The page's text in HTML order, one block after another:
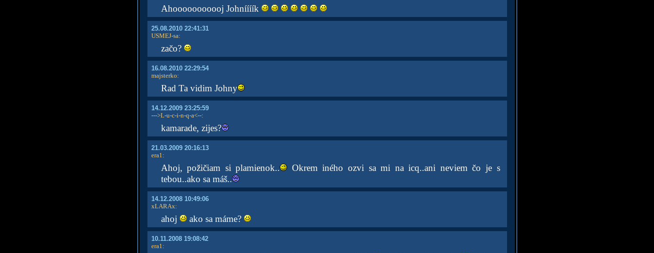
Ahooooooooooj Johníííík
25.08.2010 22:41:31
USMEJ-sa:
začo?
16.08.2010 22:29:54
majsterko:
Rad Ta vidim Johny
14.12.2009 23:25:59
--->L-u-c-i-n-q-a<--:
kamarade, zijes?
21.03.2009 20:16:13
era1:
Ahoj, požičiam si plamienok..
Okrem iného ozvi sa mi na icq..ani neviem čo je s
tebou..ako sa máš..
14.12.2008 10:49:06
xLARAx:
ahoj ako sa máme?
10.11.2008 19:08:42
era1: